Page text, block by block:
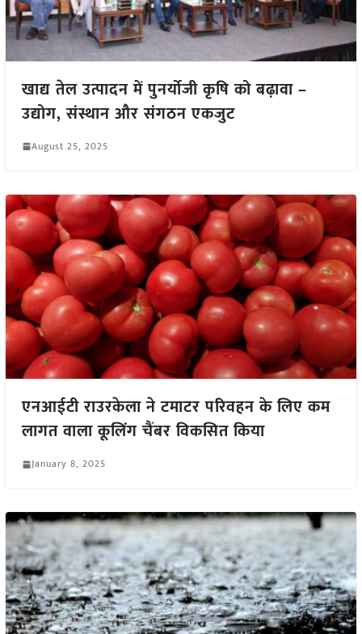
खाद्य तेल उत्पादन में पुनर्योजी कृषि को बढ़ावा –
उद्योग, संस्थान और संगठन एकजुट
August 25, 2025
एनआईटी राउरकेला ने टमाटर परिवहन के लिए कम
लागत वाला कूलिंग चैंबर विकसित किया
January 8, 2025